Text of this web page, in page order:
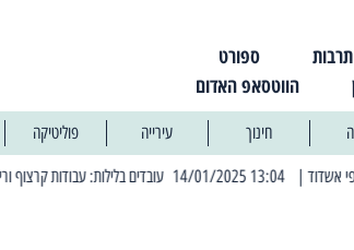
תרבות
ספורט
הווטסאפ האדום
חינוך עירייה פוליטיקה
| 11:30 03/03/2025 בחמישי הקרוב: הרחובות בהם תהיה הפסקת חשמל יזומה